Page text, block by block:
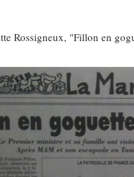
Rossigneux, "Fillon en